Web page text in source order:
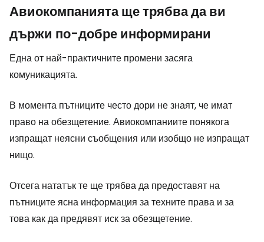
Авиокомпанията ще трябва да ви
държи по-добре информирани
Една от най-практичните промени засяга
комуникацията.
В момента пътниците често дори не знаят, че имат
право на обезщетение. Авиокомпаниите понякога
изпращат неясни съобщения или изобщо не изпращат
нищо.
Отсега нататък те ще трябва да предоставят на
пътниците ясна информация за техните права и за
това как да предявят иск за обезщетение.